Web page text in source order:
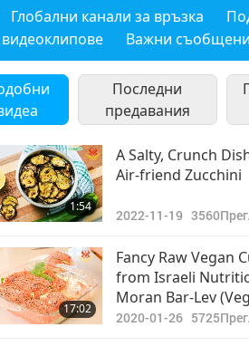
Глобални канали за връзка
видеоклипове Важни
Последни
предавания
1:54
A Salty, Crunch
Air-friend Zucchini
2022-11-19 3560
17:02
Fancy Raw Vegan
from Israeli
Moran Bar-Lev
of 2 - Zucchini
2020-01-26 5725